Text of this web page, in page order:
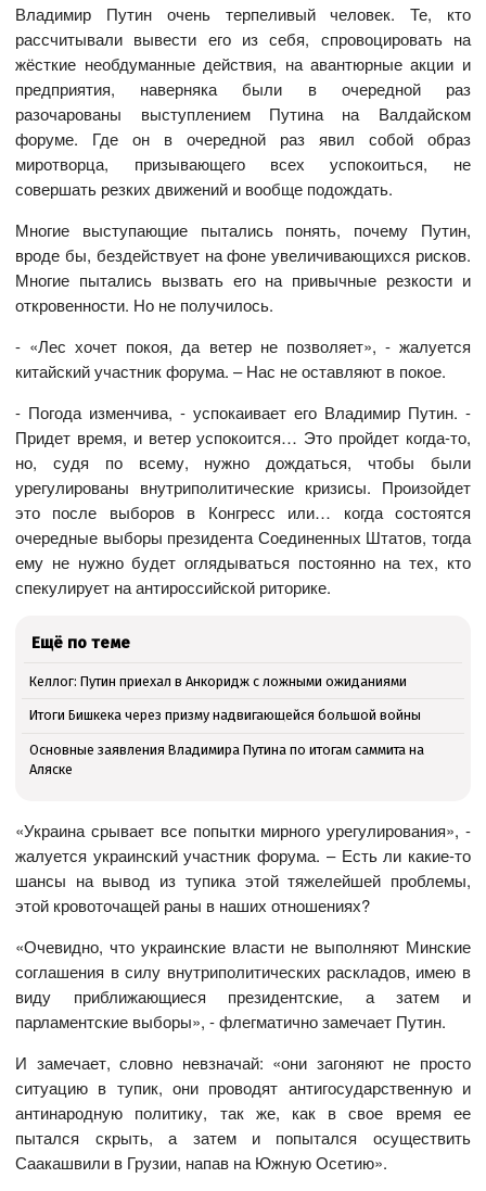
Владимир Путин очень терпеливый человек. Те, кто
рассчитывали вывести его из себя, спровоцировать на
жёсткие необдуманные действия, на авантюрные акции и
предприятия, наверняка были в очередной раз
разочарованы выступлением Путина на Валдайском
форуме. Где он в очередной раз явил собой образ
миротворца, призывающего всех успокоиться, не
совершать резких движений и вообще подождать.
Многие выступающие пытались понять, почему Путин,
вроде бы, бездействует на фоне увеличивающихся рисков.
Многие пытались вызвать его на привычные резкости и
откровенности. Но не получилось.
- «Лес хочет покоя, да ветер не позволяет», - жалуется
китайский участник форума. – Нас не оставляют в покое.
- Погода изменчива, - успокаивает его Владимир Путин. -
Придет время, и ветер успокоится… Это пройдет когда-то,
но, судя по всему, нужно дождаться, чтобы были
урегулированы внутриполитические кризисы. Произойдет
это после выборов в Конгресс или… когда состоятся
очередные выборы президента Соединенных Штатов, тогда
ему не нужно будет оглядываться постоянно на тех, кто
спекулирует на антироссийской риторике.
Ещё по теме
Келлог: Путин приехал в Анкоридж с ложными ожиданиями
Итоги Бишкека через призму надвигающейся большой войны
Основные заявления Владимира Путина по итогам саммита на
Аляске
«Украина срывает все попытки мирного урегулирования», -
жалуется украинский участник форума. – Есть ли какие-то
шансы на вывод из тупика этой тяжелейшей проблемы,
этой кровоточащей раны в наших отношениях?
«Очевидно, что украинские власти не выполняют Минские
соглашения в силу внутриполитических раскладов, имею в
виду приближающиеся президентские, а затем и
парламентские выборы», - флегматично замечает Путин.
И замечает, словно невзначай: «они загоняют не просто
ситуацию в тупик, они проводят антигосударственную и
антинародную политику, так же, как в свое время ее
пытался скрыть, а затем и попытался осуществить
Саакашвили в Грузии, напав на Южную Осетию».